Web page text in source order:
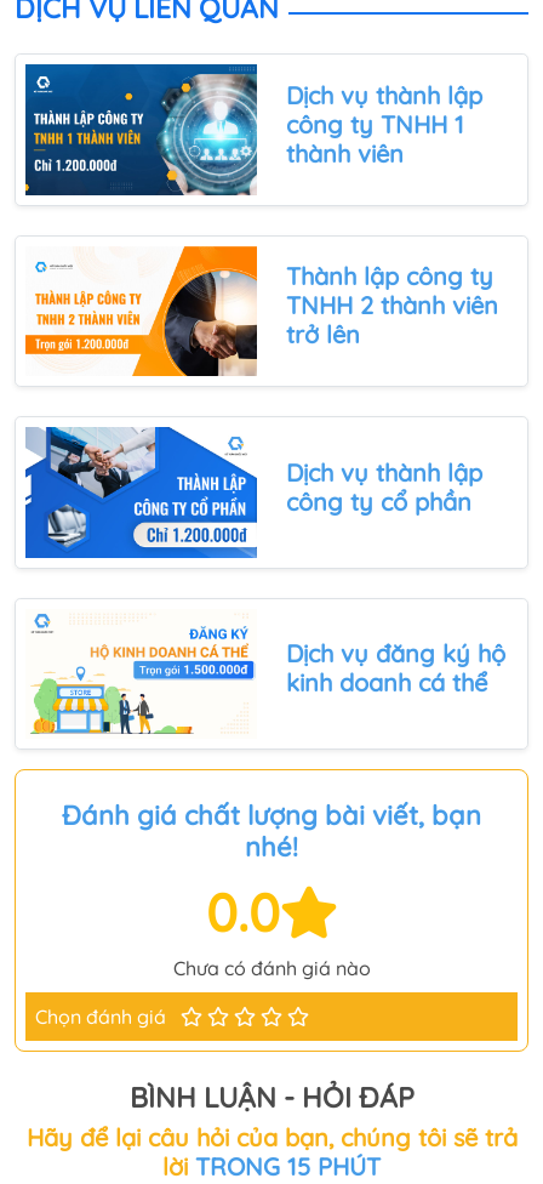
hướng dẫn.
DỊCH VỤ LIÊN QUAN
Dịch vụ thành lập
công ty TNHH 1
thành viên
Thành lập công ty
TNHH 2 thành viên
trở lên
Dịch vụ thành lập
công ty cổ phần
Dịch vụ đăng ký hộ
kinh doanh cá thể
Đánh giá chất lượng bài viết, bạn
nhé!
0.0
Chưa có đánh giá nào
Chọn đánh giá
BÌNH LUẬN - HỎI ĐÁP
Hãy để lại câu hỏi của bạn, chúng tôi sẽ trả
lời TRONG 15 PHÚT